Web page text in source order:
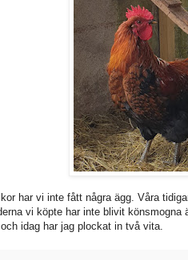
har vi inte fått några ägg. Våra
vi köpte har inte blivit
idag har jag plockat in två vita.